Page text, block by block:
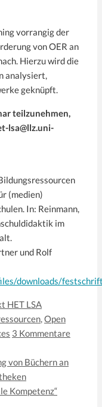
vorrangig der
von OER an
Hierzu wird die
analysiert,
geknüpft.
teilzunehmen,
lsa@llz.uni-
(medien­)
In: Reinmann,
im
und Rolf
downloads/
HET LSA
,Open
3 Kommentare
von Büchern an
Kompetenz“